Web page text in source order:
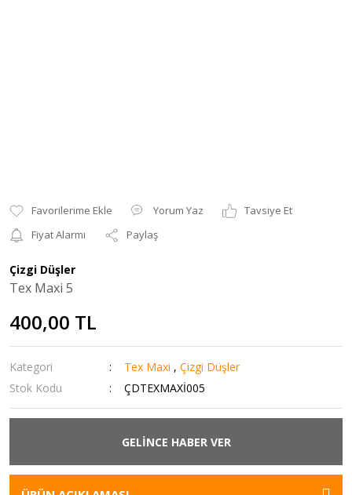
Yorum Yaz
Tavsiye Et
Fiyat Alarmı
Paylaş
Çizgi Düşler
Tex Maxi 5
400,00 TL
Kategori Tex Maxi ,Çizgi Düşler
Stok Kodu
ÇDTEXMAXİ005
GELİNCE HABER VER